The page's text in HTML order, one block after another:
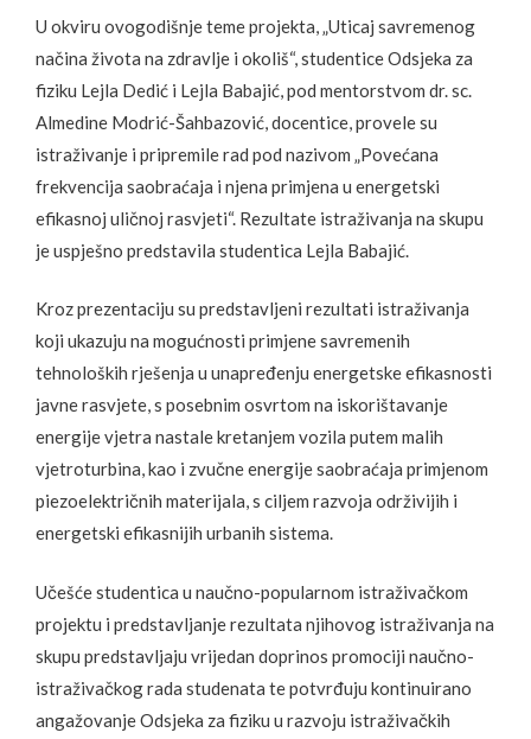
U okviru ovogodišnje teme projekta, „Uticaj savremenog
načina života na zdravlje i okoliš“, studentice Odsjeka za
fiziku Lejla Dedić i Lejla Babajić, pod mentorstvom dr. sc.
Almedine Modrić-Šahbazović, docentice, provele su
istraživanje i pripremile rad pod nazivom „Povećana
frekvencija saobraćaja i njena primjena u energetski
efikasnoj uličnoj rasvjeti“. Rezultate istraživanja na skupu
je uspješno predstavila studentica Lejla Babajić.
Kroz prezentaciju su predstavljeni rezultati istraživanja
koji ukazuju na mogućnosti primjene savremenih
tehnoloških rješenja u unapređenju energetske efikasnosti
javne rasvjete, s posebnim osvrtom na iskorištavanje
energije vjetra nastale kretanjem vozila putem malih
vjetroturbina, kao i zvučne energije saobraćaja primjenom
piezoelektričnih materijala, s ciljem razvoja održivijih i
energetski efikasnijih urbanih sistema.
Učešće studentica u naučno-popularnom istraživačkom
projektu i predstavljanje rezultata njihovog istraživanja na
skupu predstavljaju vrijedan doprinos promociji naučno-
istraživačkog rada studenata te potvrđuju kontinuirano
angažovanje Odsjeka za fiziku u razvoju istraživačkih